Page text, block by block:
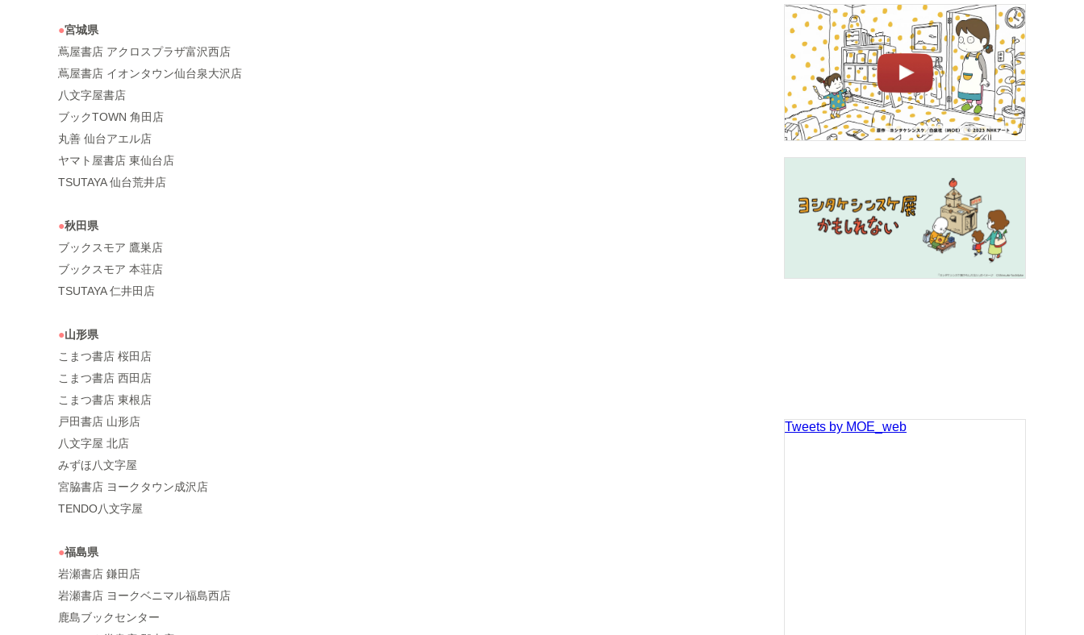
●宮城県
蔦屋書店 アクロスプラザ富沢西店
蔦屋書店 イオンタウン仙台泉大沢店
八文字屋書店
ブックTOWN 角田店
丸善 仙台アエル店
ヤマト屋書店 東仙台店
TSUTAYA 仙台荒井店
●秋田県
ブックスモア 鷹巣店
ブックスモア 本荘店
TSUTAYA 仁井田店
●山形県
こまつ書店 桜田店
こまつ書店 西田店
こまつ書店 東根店
戸田書店 山形店
八文字屋 北店
みずほ八文字屋
宮脇書店 ヨークタウン成沢店
TENDO八文字屋
●福島県
岩瀬書店 鎌田店
岩瀬書店 ヨークベニマル福島西店
鹿島ブックセンター
Tweets by MOE_web